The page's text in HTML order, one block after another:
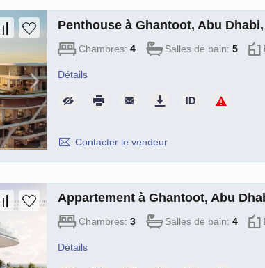
Penthouse à Ghantoot, Abu
Chambres: 4 Salles de bain: 5
Détails
Contacter le vendeur
Appartement à Ghantoot, Abu
Chambres: 3 Salles de bain: 4
Détails